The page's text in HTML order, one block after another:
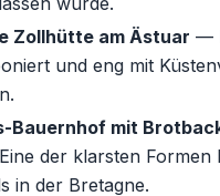
Zollhütte am Ästuar —
und eng mit
Bauernhof mit
der klarsten Formen
in der Bretagne.